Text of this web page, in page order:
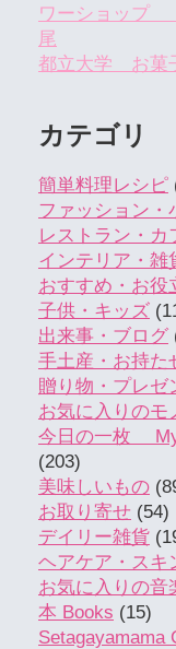
ワーショップ
尾
都立大学 お
カテゴリ
簡単料理レシピ
ファッション・
レストラン・カ
インテリア・雑
おすすめ・お役
子供・キッズ
出来事・ブログ
手土産・お持た
贈り物・プレゼ
お気に入りの
今日の一枚 My
(203)
美味しいもの
お取り寄せ (54)
デイリー雑貨
ヘアケア・スキ
お気に入りの音
本 Books (15)
Setagayamama